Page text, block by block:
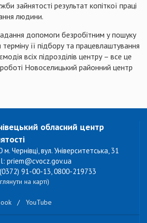
зайнятості результат копіткої праці
людини.
допомоги безробітним у пошуку
її підбору та працевлаштування
всіх підрозділів центру – все це
Новоселицький районний центр
обласний центр
м. Чернівці, вул. Університетська, 31
priem@cvocz.gov.ua
91-00-13, 0800-219733
на карті)
/ YouTube